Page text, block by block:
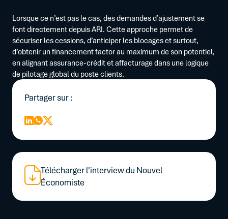
Lorsque ce n’est pas le cas, des demandes d’ajustement se
font directement depuis ARI. Cette approche permet de
sécuriser les cessions, d’anticiper les blocages et surtout,
d’obtenir un financement factor au maximum de son potentiel,
en alignant assurance-crédit et affacturage dans une logique
de pilotage global du poste clients.
Partager sur :
Télécharger l'interview du Nouvel
Économiste